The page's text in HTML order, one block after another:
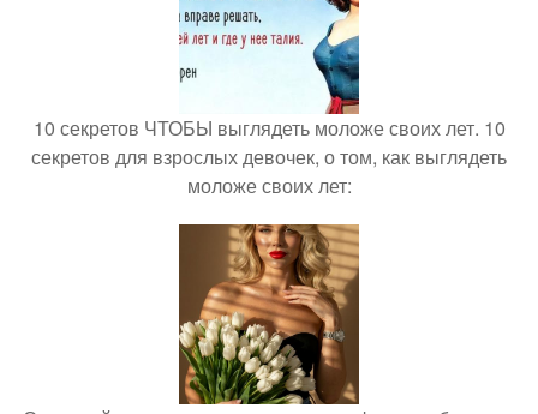
10 секретов ЧТОБЫ выглядеть моложе своих лет. 10
секретов для взрослых девочек, о том, как выглядеть
моложе своих лет: